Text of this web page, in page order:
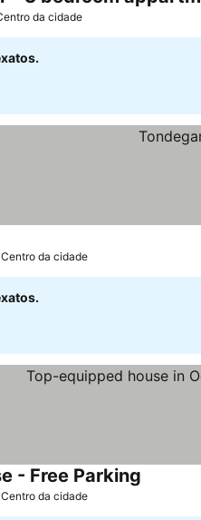
da cidade
da cidade
- Free Parking
da cidade